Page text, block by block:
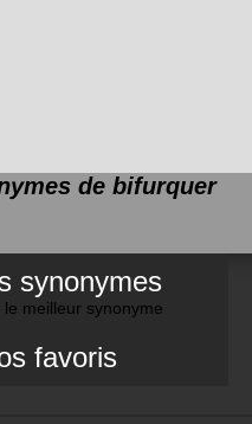
de bifurquer
synonymes
meilleur synonyme
favoris